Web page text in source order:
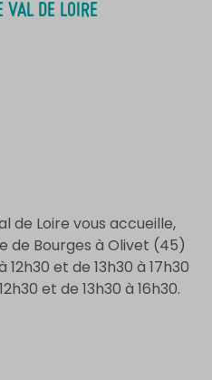
VAL DE LOIRE
de Loire vous accueille,
de Bourges à Olivet (45)
et de 13h30 à 17h30
et de 13h30 à 16h30.